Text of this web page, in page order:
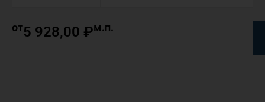
от5 928,00 ₽м.п.